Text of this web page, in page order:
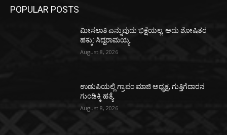
POPULAR POSTS
ಮೀಸಲಾತಿ ಎನ್ನುವುದು ಭಿಕ್ಷೆಯಲ್ಲ, ಅದು ಶೋಷಿತರ
ಹಕ್ಕು: ಸಿದ್ದರಾಮಯ್ಯ
August 8, 2026
ಉಡುಪಿಯಲ್ಲಿ ಗ್ರಾಪಂ ಮಾಜಿ ಅಧ್ಯಕ್ಷ, ಗುತ್ತಿಗೆದಾರನ
ಗುಂಡಿಕ್ಕಿ ಹತ್ಯೆ
August 8, 2026